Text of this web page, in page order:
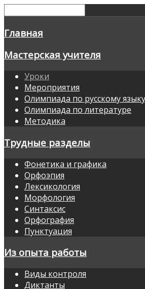
Главная
Мастерская учителя
Уроки
Мероприятия
Олимпиада по русскому языку
Олимпиада по литературе
Методика
Трудные разделы
Фонетика и графика
Орфоэпия
Лексикология
Морфология
Синтаксис
Орфография
Пунктуация
Из опыта работы
Виды контроля
Диктанты